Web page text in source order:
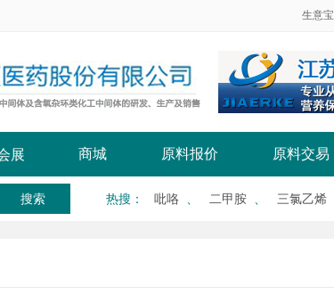
生意宝
展 商城 原料报价 原料交易
热搜 ： 吡咯 二甲胺 三氯乙烯